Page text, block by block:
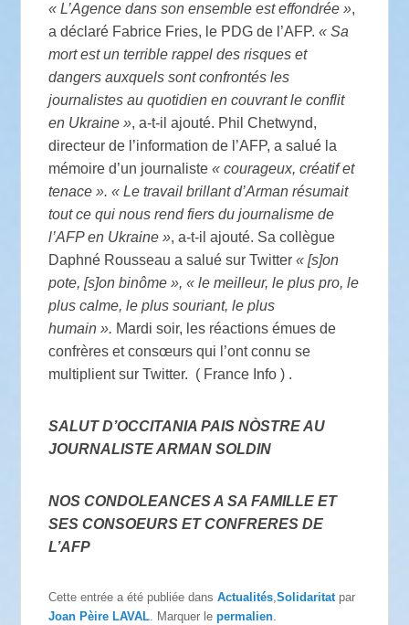
« L’Agence dans son ensemble est effondrée »,
a déclaré Fabrice Fries, le PDG de l’AFP.« Sa
mort est un terrible rappel des risques et
dangers auxquels sont confrontés les
journalistes au quotidien en couvrant le conflit
en Ukraine », a-t-il ajouté. Phil Chetwynd,
directeur de l’information de l’AFP, a salué la
mémoire d’un journaliste« courageux, créatif et
tenace ». « Le travail brillant d’Arman résumait
tout ce qui nous rend fiers du journalisme de
l’AFP en Ukraine », a-t-il ajouté. Sa collègue
Daphné Rousseau a salué sur Twitter« [s]on
pote, [s]on binôme », « le meilleur, le plus pro, le
plus calme, le plus souriant, le plus
humain ». Mardi soir, les réactions émues de
confrères et consœurs qui l’ont connu se
multiplient sur Twitter. ( France Info ) .
SALUT D’OCCITANIA PAIS NÒSTRE AU
JOURNALISTE ARMAN SOLDIN
NOS CONDOLEANCES A SA FAMILLE ET
SES CONSOEURS ET CONFRERES DE
L’AFP
Cette entrée a été publiée dansActualités,Solidaritatpar
Joan Pèire LAVAL. Marquer lepermalien.